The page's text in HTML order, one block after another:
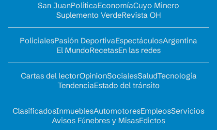
San JuanPolíticaEconomíaCuyo Minero
Suplemento VerdeRevista OH
PolicialesPasión DeportivaEspectáculosArgentina
El MundoRecetasEn las redes
Cartas del lectorOpinionSocialesSaludTecnología
TendenciaEstado del tránsito
ClasificadosInmueblesAutomotoresEmpleosServicios
Avisos Fúnebres y MisasEdictos